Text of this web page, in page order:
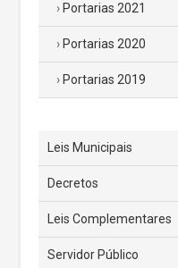
Portarias 2021
Portarias 2020
Portarias 2019
Leis Municipais
Decretos
Leis Complementares
Servidor Público